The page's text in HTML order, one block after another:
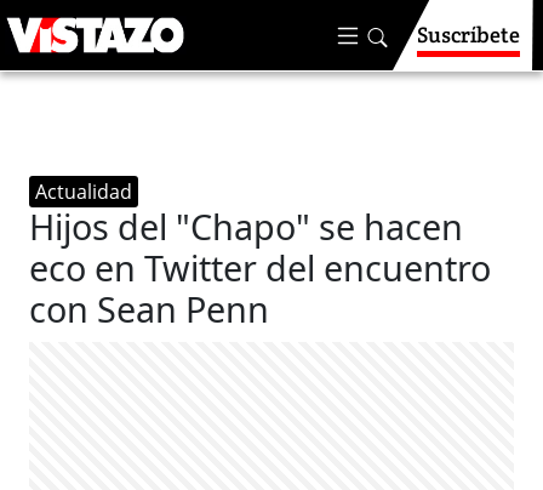
Suscríbete
Actualidad
Hijos del "Chapo" se hacen
eco en Twitter del encuentro
con Sean Penn